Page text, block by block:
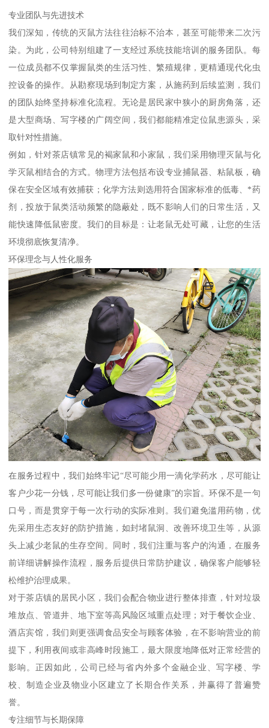
专业团队与先进技术
我们深知，传统的灭鼠方法往往治标不治本，甚至可能带来二次污
染。为此，公司特别组建了一支经过系统技能培训的服务团队。每
一位成员都不仅掌握鼠类的生活习性、繁殖规律，更精通现代化虫
控设备的操作。从勘察现场到制定方案，从施药到后续监测，我们
的团队始终坚持标准化流程。无论是居民家中狭小的厨房角落，还
是大型商场、写字楼的广阔空间，我们都能精准定位鼠患源头，采
取针对性措施。
例如，针对茶店镇常见的褐家鼠和小家鼠，我们采用物理灭鼠与化
学灭鼠相结合的方式。物理方法包括布设专业捕鼠器、粘鼠板，确
保在安全区域有效捕获；化学方法则选用符合国家标准的低毒、*药
剂，投放于鼠类活动频繁的隐蔽处，既不影响人们的日常生活，又
能快速降低鼠密度。我们的目标是：让老鼠无处可藏，让您的生活
环境彻底恢复清净。
环保理念与人性化服务
在服务过程中，我们始终牢记“尽可能少用一滴化学药水，尽可能让
客户少花一分钱，尽可能让我们多一份健康”的宗旨。环保不是一句
口号，而是贯穿于每一次行动的实际准则。我们避免滥用药物，优
先采用生态友好的防护措施，如封堵鼠洞、改善环境卫生等，从源
头上减少老鼠的生存空间。同时，我们注重与客户的沟通，在服务
前详细讲解操作流程，服务后提供日常防护建议，确保客户能够轻
松维护治理成果。
对于茶店镇的居民小区，我们会配合物业进行整体排查，针对垃圾
堆放点、管道井、地下室等高风险区域重点处理；对于餐饮企业、
酒店宾馆，我们则更强调食品安全与顾客体验，在不影响营业的前
提下，利用夜间或非高峰时段施工，最大限度地降低对正常经营的
影响。正因如此，公司已经与省内外多个金融企业、写字楼、学
校、制造企业及物业小区建立了长期合作关系，并赢得了普遍赞
誉。
专注细节与长期保障